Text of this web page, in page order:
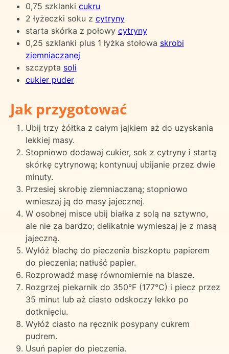
0,75 szklanki cukru
2 łyżeczki soku z cytryny
starta skórka z połowy cytryny
0,25 szklanki plus 1 łyżka stołowa skrobi
ziemniaczanej
szczypta soli
cukier puder
Jak przygotować
Ubij trzy żółtka z całym jajkiem aż do uzyskania
lekkiej masy.
Stopniowo dodawaj cukier, sok z cytryny i startą
skórkę cytrynową; kontynuuj ubijanie przez dwie
minuty.
Przesiej skrobię ziemniaczaną; stopniowo
wmieszaj ją do masy jajecznej.
W osobnej misce ubij białka z solą na sztywno,
ale nie za bardzo; delikatnie wymieszaj je z masą
jajeczną.
Wyłóż blachę do pieczenia biszkoptu papierem
do pieczenia; natłuść papier.
Rozprowadź masę równomiernie na blasze.
Rozgrzej piekarnik do 350°F (177°C) i piecz przez
35 minut lub aż ciasto odskoczy lekko po
dotknięciu.
Wyłóż ciasto na ręcznik posypany cukrem
pudrem.
Usuń papier do pieczenia.